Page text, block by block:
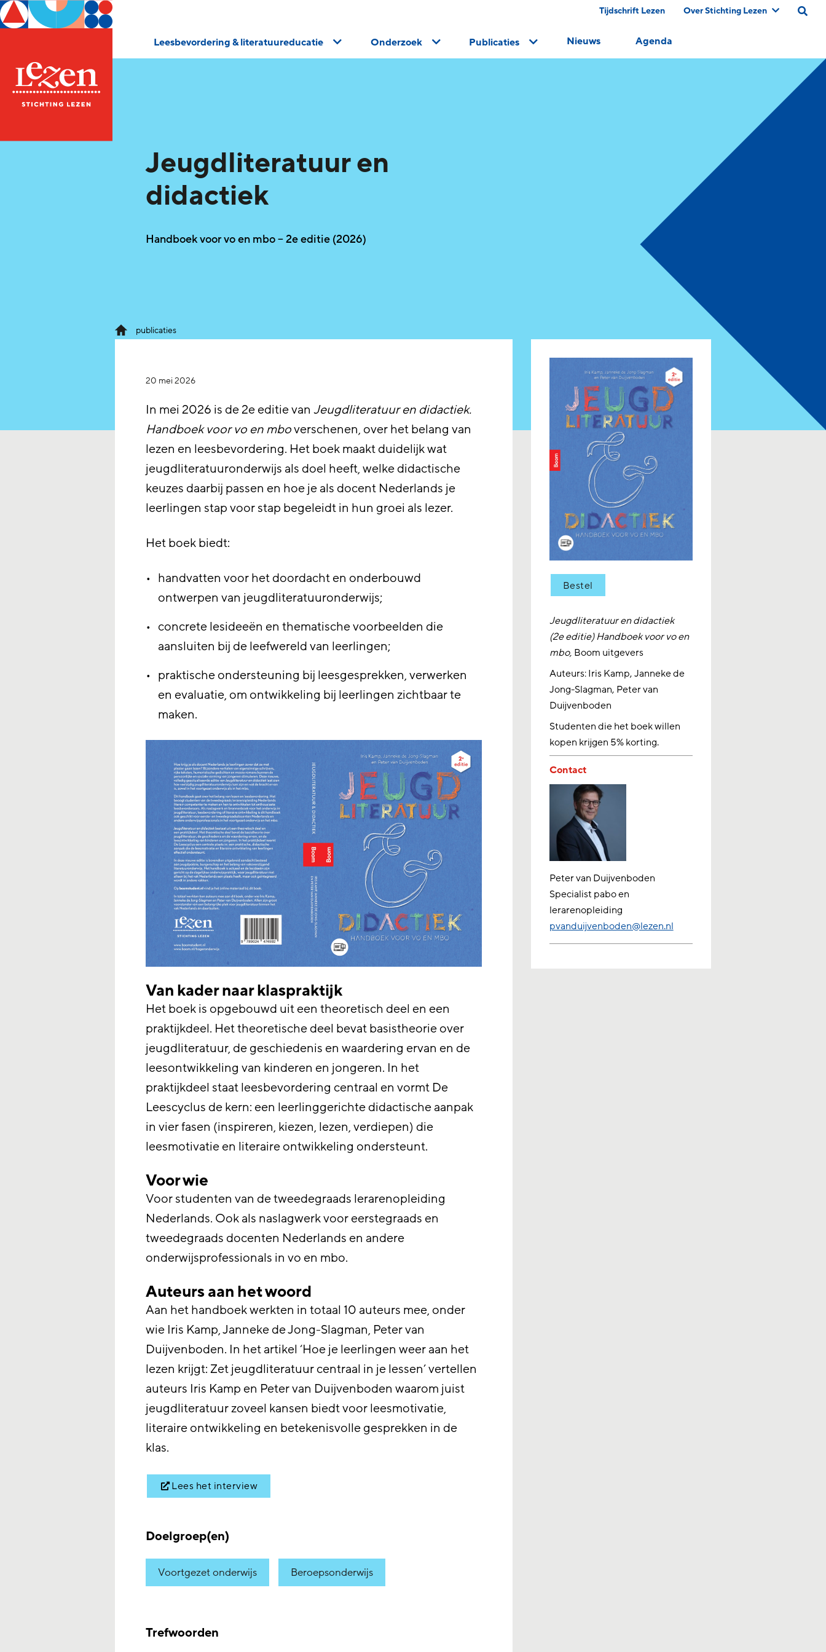
Tijdschrift Lezen Over Stichting Lezen
Leesbevordering & literatuureducatie Onderzoek Publicaties Nieuws Agenda
Jeugdliteratuur en
didactiek
Handboek voor vo en mbo – 2e editie (2026)
publicaties
Bestel
Jeugdliteratuur en didactiek
(2e editie)Handboek voor vo en
mbo, Boom uitgevers
Auteurs: Iris Kamp, Janneke de
Jong-Slagman, Peter van
Duijvenboden
Studenten die het boek willen
kopen krijgen 5% korting.
Contact
Peter van Duijvenboden
Specialist pabo en
lerarenopleiding
pvanduijvenboden@lezen.nl
20 mei 2026
In mei 2026 is de 2e editie vanJeugdliteratuur en didactiek.
Handboek voor vo en mboverschenen, over het belang van
lezen en leesbevordering. Het boek maakt duidelijk wat
jeugdliteratuuronderwijs als doel heeft, welke didactische
keuzes daarbij passen en hoe je als docent Nederlands je
leerlingen stap voor stap begeleidt in hun groei als lezer.
Het boek biedt:
handvatten voor het doordacht en onderbouwd
ontwerpen van jeugdliteratuuronderwijs;
concrete lesideeën en thematische voorbeelden die
aansluiten bij de leefwereld van leerlingen;
praktische ondersteuning bij leesgesprekken, verwerken
en evaluatie, om ontwikkeling bij leerlingen zichtbaar te
maken.
Van kader naar klaspraktijk
Het boek is opgebouwd uit een theoretisch deel en een
praktijkdeel. Het theoretische deel bevat basistheorie over
jeugdliteratuur, de geschiedenis en waardering ervan en de
leesontwikkeling van kinderen en jongeren. In het
praktijkdeel staat leesbevordering centraal en vormt De
Leescyclus de kern: een leerlinggerichte didactische aanpak
in vier fasen (inspireren, kiezen, lezen, verdiepen) die
leesmotivatie en literaire ontwikkeling ondersteunt.
Voor wie
Voor studenten van de tweedegraads lerarenopleiding
Nederlands. Ook als naslagwerk voor eerstegraads en
tweedegraads docenten Nederlands en andere
onderwijsprofessionals in vo en mbo.
Auteurs aan het woord
Aan het handboek werkten in totaal 10 auteurs mee, onder
wie Iris Kamp, Janneke de Jong-Slagman, Peter van
Duijvenboden. In het artikel ‘Hoe je leerlingen weer aan het
lezen krijgt: Zet jeugdliteratuur centraal in je lessen’ vertellen
auteurs Iris Kamp en Peter van Duijvenboden waarom juist
jeugdliteratuur zoveel kansen biedt voor leesmotivatie,
literaire ontwikkeling en betekenisvolle gesprekken in de
klas.
Lees het interview
Doelgroep(en)
Voortgezet onderwijs Beroepsonderwijs
Trefwoorden